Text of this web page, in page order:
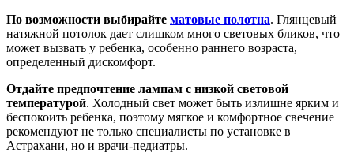
По возможности выбирайте матовые полотна. Глянцевый
натяжной потолок дает слишком много световых бликов, что
может вызвать у ребенка, особенно раннего возраста,
определенный дискомфорт.
Отдайте предпочтение лампам с низкой световой
температурой. Холодный свет может быть излишне ярким и
беспокоить ребенка, поэтому мягкое и комфортное свечение
рекомендуют не только специалисты по установке в
Астрахани, но и врачи-педиатры.